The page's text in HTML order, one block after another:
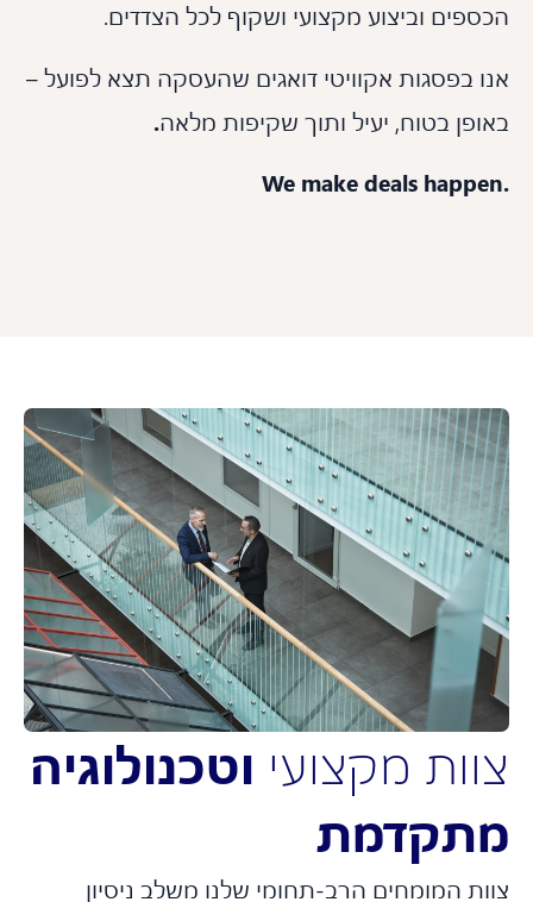
וביצוע מקצועי ושקוף לכל הצדדים.
בפסגות אקוויטי דואגים שהעסקה תצא לפועל –
בטוח, יעיל ותוך שקיפות מלאה.
מקצועיוטכנולוגיה
המומחים הרב-תחומי שלנו משלב ניסיון